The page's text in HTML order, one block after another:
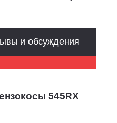
545RX
и обсуждения